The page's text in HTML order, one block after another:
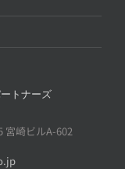
トナーズ
宮崎ビルA-602